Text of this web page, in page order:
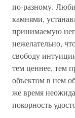
по-разному.
камнями,
принимаемую
нежелательно,
свободу
тем ценнее, тем
объектом в нем
же время
покорность